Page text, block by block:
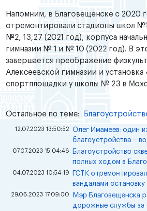
Напомним, в Благовещенске с 2020
отремонтировали стадионы школ
№2, 13,27 (2021 год), корпуса
гимназии № 1 и № 10 (2022 год). В
завершается преображение
Алексеевской гимназии и установка
спортплощадки у школы № 23 в
Остальное по теме:
12.07.2023 13:50:52
Олег Имамеев: один
благоустройства –
07.07.2023 15:04:46
Благоустройство
полных ходом в
04.07.2023 10:54:19
ГСТК
вандалами
29.06.2023 17:09:00
Мэр Благовещенска
дорожные службы за